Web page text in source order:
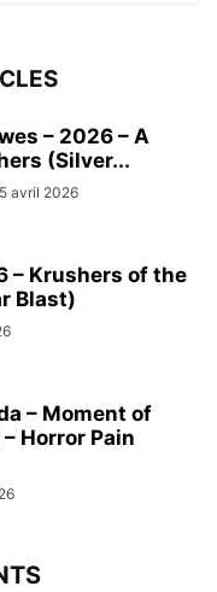
– 2026 – A
(Silver...
avril 2026
– Krushers of the
Blast)
– Moment of
Horror Pain